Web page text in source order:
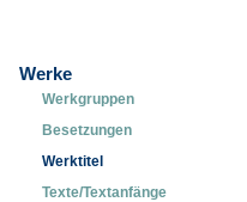
Werke
Werkgruppen
Besetzungen
Werktitel
Texte/Textanfänge